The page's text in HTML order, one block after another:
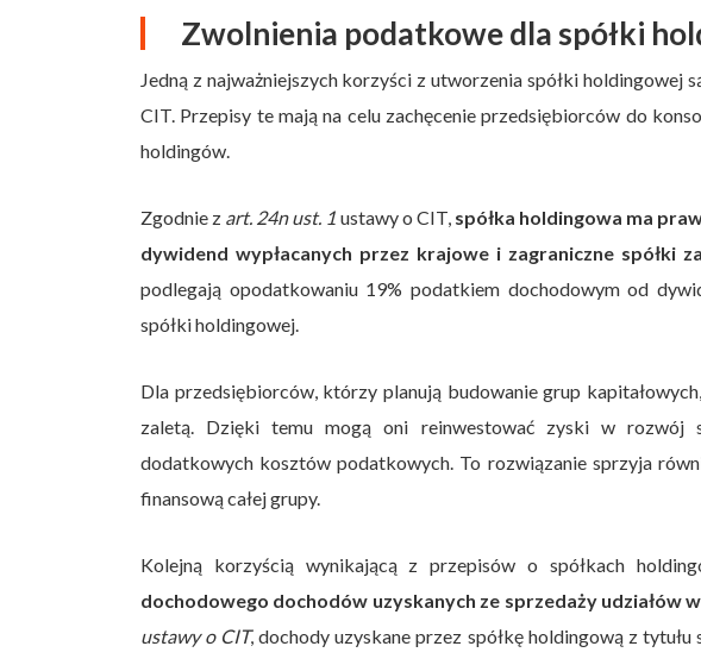
Zwolnienia podatkowe dla spółki
Jedną z najważniejszych korzyści z utworzenia spółki holdingowej
CIT. Przepisy te mają na celu zachęcenie przedsiębiorców do
holdingów.
Zgodnie z art. 24n ust. 1 ustawy o CIT, spółka holdingowa ma
dywidend wypłacanych przez krajowe i zagraniczne spółki
podlegają opodatkowaniu 19% podatkiem dochodowym od
spółki holdingowej.
Dla przedsiębiorców, którzy planują budowanie grup
zaletą. Dzięki temu mogą oni reinwestować zyski w rozwój
dodatkowych kosztów podatkowych. To rozwiązanie sprzyja
finansową całej grupy.
Kolejną korzyścią wynikającą z przepisów o spółkach
dochodowego dochodów uzyskanych ze sprzedaży udziałów
ustawy o CIT, dochody uzyskane przez spółkę holdingową z